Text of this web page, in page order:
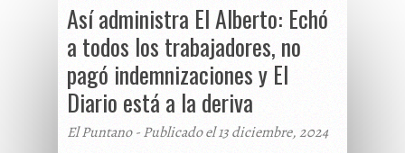
Así administra El Alberto: Echó
a todos los trabajadores, no
pagó indemnizaciones y El
Diario está a la deriva
El Puntano - Publicado el 13 diciembre, 2024